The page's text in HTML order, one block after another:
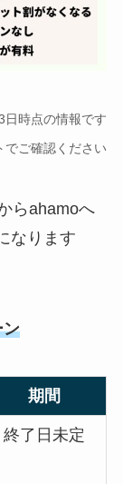
日時点の情報です
でご確認ください
らahamoへ
なります
ン
期間
終了日未定